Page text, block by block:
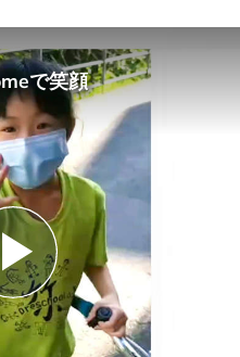
真実を知ってください：
ユナイテッド･フォー･ヒ
ツ
市民の人権擁護の会
サイエントロジー･ボラン
スター
初級